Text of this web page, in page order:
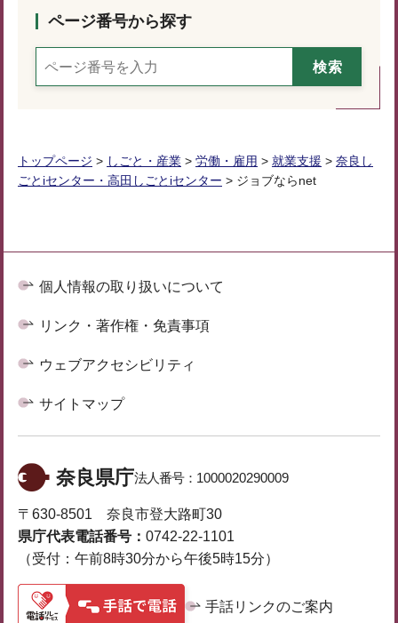
ページ番号から探す
トップページ > しごと・産業 > 労働・雇用 > 就業支援 > 奈良し
ごとiセンター・高田しごとiセンター > ジョブならnet
個人情報の取り扱いについて
リンク・著作権・免責事項
ウェブアクセシビリティ
サイトマップ
奈良県庁法人番号： 1000020290009
〒630-8501 奈良市登大路町30
県庁代表電話番号： 0742-22-1101
（受付：午前8時30分から午後5時15分）
手話リンクのご案内